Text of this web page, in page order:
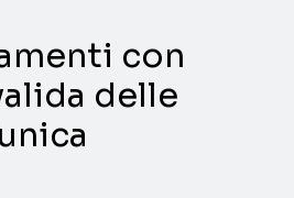
con
delle